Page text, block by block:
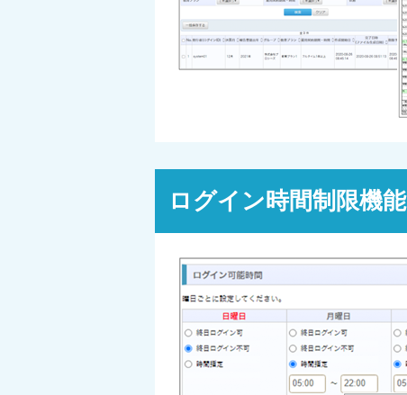
ログイン時間制限機能